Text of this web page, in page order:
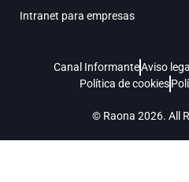
Intranet para empresas
© Raona 2026. All
Canal InformanteAviso legal
Política de cookies